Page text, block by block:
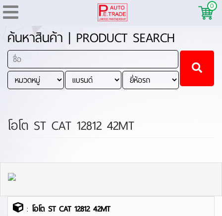
0
ค้นหาสินค้า | PRODUCT SEARCH
โอโต ST CAT 12812 42MT
: โอโต ST CAT 12812 42MT